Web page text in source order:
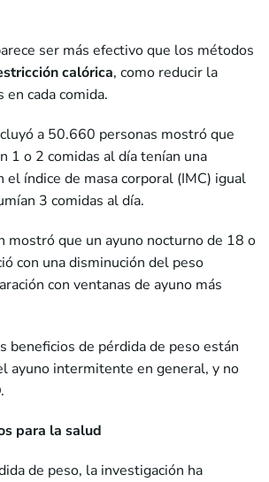
ser más efectivo que los métodos
calórica, como reducir la
en cada comida.
a 50.660 personas mostró que
1 o 2 comidas al día tenían una
el índice de masa corporal (IMC) igual
3 comidas al día.
mostró que un ayuno nocturno de 18 o
con una disminución del peso
con ventanas de ayuno más
beneficios de pérdida de peso están
ayuno intermitente en general, y no
para la salud
de peso, la investigación ha